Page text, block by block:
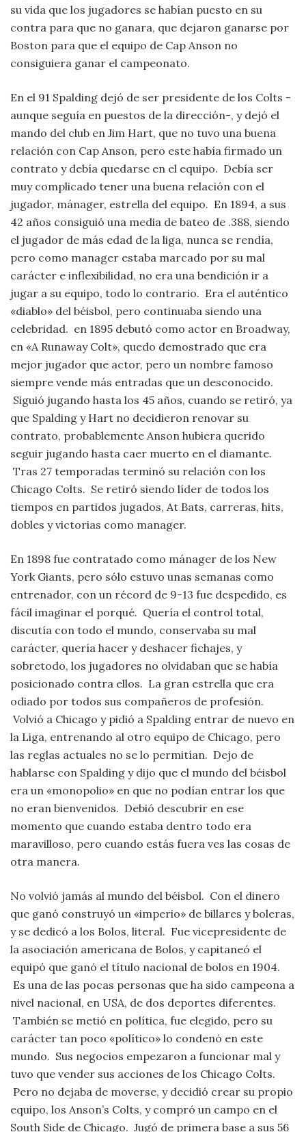
su vida que los jugadores se habían puesto en su
contra para que no ganara, que dejaron ganarse por
Boston para que el equipo de Cap Anson no
consiguiera ganar el campeonato.
En el 91 Spalding dejó de ser presidente de los Colts -
aunque seguía en puestos de la dirección-, y dejó el
mando del club en Jim Hart, que no tuvo una buena
relación con Cap Anson, pero este había firmado un
contrato y debía quedarse en el equipo. Debía ser
muy complicado tener una buena relación con el
jugador, mánager, estrella del equipo. En 1894, a sus
42 años consiguió una media de bateo de .388, siendo
el jugador de más edad de la liga, nunca se rendía,
pero como manager estaba marcado por su mal
carácter e inflexibilidad, no era una bendición ir a
jugar a su equipo, todo lo contrario. Era el auténtico
«diablo» del béisbol, pero continuaba siendo una
celebridad. en 1895 debutó como actor en Broadway,
en «A Runaway Colt», quedo demostrado que era
mejor jugador que actor, pero un nombre famoso
siempre vende más entradas que un desconocido.
Siguió jugando hasta los 45 años, cuando se retiró, ya
que Spalding y Hart no decidieron renovar su
contrato, probablemente Anson hubiera querido
seguir jugando hasta caer muerto en el diamante.
Tras 27 temporadas terminó su relación con los
Chicago Colts. Se retiró siendo líder de todos los
tiempos en partidos jugados, At Bats, carreras, hits,
dobles y victorias como manager.
En 1898 fue contratado como mánager de los New
York Giants, pero sólo estuvo unas semanas como
entrenador, con un récord de 9-13 fue despedido, es
fácil imaginar el porqué. Quería el control total,
discutía con todo el mundo, conservaba su mal
carácter, quería hacer y deshacer fichajes, y
sobretodo, los jugadores no olvidaban que se había
posicionado contra ellos. La gran estrella que era
odiado por todos sus compañeros de profesión.
Volvió a Chicago y pidió a Spalding entrar de nuevo en
la Liga, entrenando al otro equipo de Chicago, pero
las reglas actuales no se lo permitían. Dejo de
hablarse con Spalding y dijo que el mundo del béisbol
era un «monopolio» en que no podían entrar los que
no eran bienvenidos. Debió descubrir en ese
momento que cuando estaba dentro todo era
maravilloso, pero cuando estás fuera ves las cosas de
otra manera.
No volvió jamás al mundo del béisbol. Con el dinero
que ganó construyó un «imperio» de billares y boleras,
y se dedicó a los Bolos, literal. Fue vicepresidente de
la asociación americana de Bolos, y capitaneó el
equipó que ganó el título nacional de bolos en 1904.
Es una de las pocas personas que ha sido campeona a
nivel nacional, en USA, de dos deportes diferentes.
También se metió en política, fue elegido, pero su
carácter tan poco «político» lo condenó en este
mundo. Sus negocios empezaron a funcionar mal y
tuvo que vender sus acciones de los Chicago Colts.
Pero no dejaba de moverse, y decidió crear su propio
equipo, los Anson’s Colts, y compró un campo en el
South Side de Chicago. Jugó de primera base a sus 56